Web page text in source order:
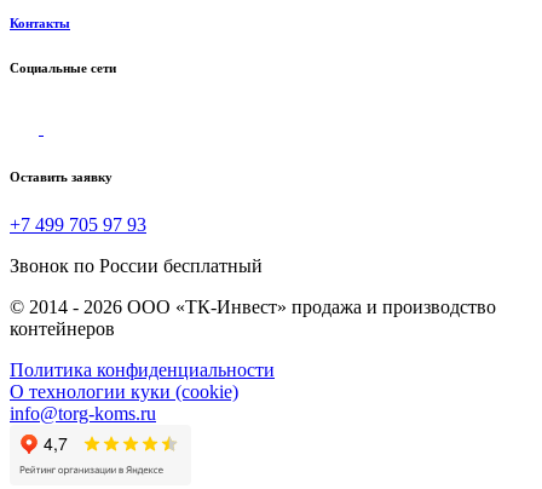
Контакты
Социальные сети
Оставить заявку
+7 499 705 97 93
Звонок по России бесплатный
© 2014 - 2026 ООО «ТК-Инвест» продажа и производство
контейнеров
Политика конфиденциальности
О технологии куки (cookie)
info@torg-koms.ru